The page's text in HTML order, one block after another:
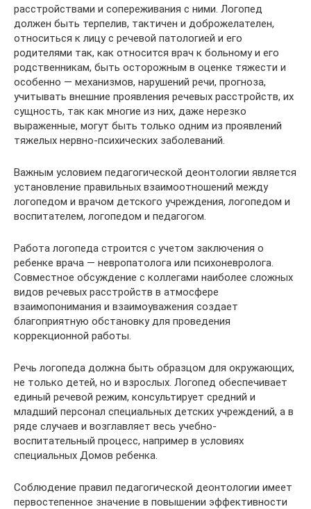
расстройствами и сопереживания с ними. Логопед
должен быть терпелив, тактичен и доброжелателен,
относиться к лицу с речевой патологией и его
родителями так, как относится врач к больному и его
родственникам, быть осторожным в оценке тяжести и
особенно — механизмов, нарушений речи, прогноза,
учитывать внешние проявления речевых расстройств, их
сущность, так как многие из них, даже нерезко
выраженные, могут быть только одним из проявлений
тяжелых нервно-психических заболеваний.
Важным условием педагогической деонтологии является
установление правильных взаимоотношений между
логопедом и врачом детского учреждения, логопедом и
воспитателем, логопедом и педагогом.
Работа логопеда строится с учетом заключения о
ребенке врача — невропатолога или психоневролога.
Совместное обсуждение с коллегами наиболее сложных
видов речевых расстройств в атмосфере
взаимопонимания и взаимоуважения создает
благоприятную обстановку для проведения
коррекционной работы.
Речь логопеда должна быть образцом для окружающих,
не только детей, но и взрослых. Логопед обеспечивает
единый речевой режим, консультирует средний и
младший персонал специальных детских учреждений, а в
ряде случаев и возглавляет весь учебно-
воспитательный процесс, например в условиях
специальных Домов ребенка.
Соблюдение правил педагогической деонтологии имеет
первостепенное значение в повышении эффективности